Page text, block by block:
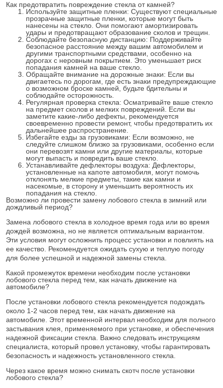
Как предотвратить повреждение стекла от камней?
Используйте защитные пленки: Существуют специальные
прозрачные защитные пленки, которые могут быть
нанесены на стекло. Они помогают амортизировать
удары и предотвращают образование сколов и трещин.
Соблюдайте безопасную дистанцию: Поддерживайте
безопасное расстояние между вашим автомобилем и
другими транспортными средствами, особенно на
дорогах с неровным покрытием. Это уменьшает риск
попадания камней на ваше стекло.
Обращайте внимание на дорожные знаки: Если вы
двигаетесь по дорогам, где есть знаки предупреждающие
о возможном броске камней, будьте бдительны и
соблюдайте осторожность.
Регулярная проверка стекла: Осматривайте ваше стекло
на предмет сколов и мелких повреждений. Если вы
заметите какие-либо дефекты, рекомендуется
своевременно провести ремонт, чтобы предотвратить их
дальнейшее распространение.
Избегайте езды за грузовиками: Если возможно, не
следуйте слишком близко за грузовиками, особенно если
они перевозят камни или другие материалы, которые
могут выпасть и повредить ваше стекло.
Устанавливайте дефлекторы воздуха: Дефлекторы,
установленные на капоте автомобиля, могут помочь
отклонять мелкие предметы, такие как камни и
насекомые, в сторону и уменьшить вероятность их
попадания на стекло.
Возможно ли провести замену лобового стекла в зимний или
дождливый период?
Замена лобового стекла в холодное время года или во время
дождей возможна, но не является оптимальным вариантом.
Эти условия могут осложнить процесс установки и повлиять на
ее качество. Рекомендуется ожидать сухую и теплую погоду
для более успешной и надежной замены стекла.
Какой промежуток времени необходим после установки
лобового стекла перед тем, как начать движение на
автомобиле?
После установки лобового стекла рекомендуется подождать
около 1-2 часов перед тем, как начать движение на
автомобиле. Этот временной интервал необходим для полного
застывания клея, применяемого при установке, и обеспечения
надежной фиксации стекла. Важно следовать инструкциям
специалиста, который провел установку, чтобы гарантировать
безопасность и надежность установленного стекла.
Через какое время можно снимать скотч после установки
лобового стекла?